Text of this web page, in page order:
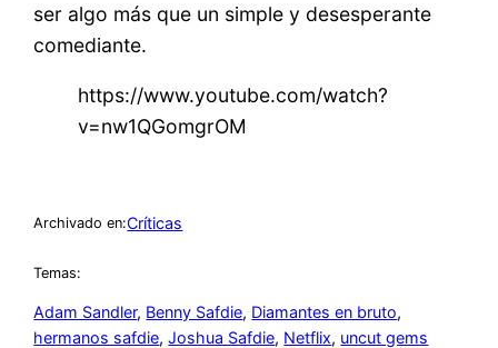
ser algo más que un simple y desesperante
comediante.
https://www.youtube.com/watch?
v=nw1QGomgrOM
Archivado en:Críticas
Temas:
Adam Sandler, Benny Safdie, Diamantes en bruto
hermanos safdie, Joshua Safdie, Netflix, uncut gems